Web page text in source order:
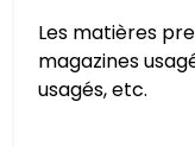
Les matières
magazines
usagés, etc.